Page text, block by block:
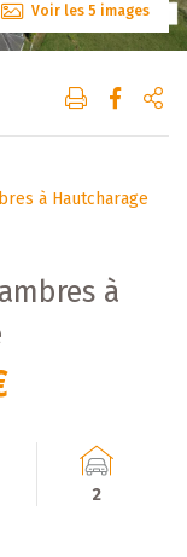
Voir les 5 images
à Hautcharage
à
2